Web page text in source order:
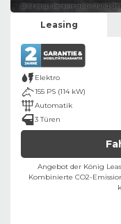
Bild zeigt Beispielabbildung
Leasing
Elektro
155 PS (114 kW)
Automatik
3 Türen
Angebot der König
Kombinierte CO2-